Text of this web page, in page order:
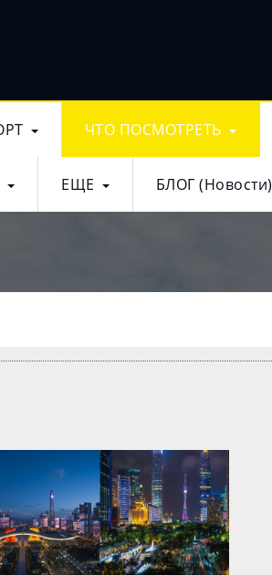
ЧТО ПОСМОТРЕТЬ
ЕЩЕ БЛОГ (Новости)